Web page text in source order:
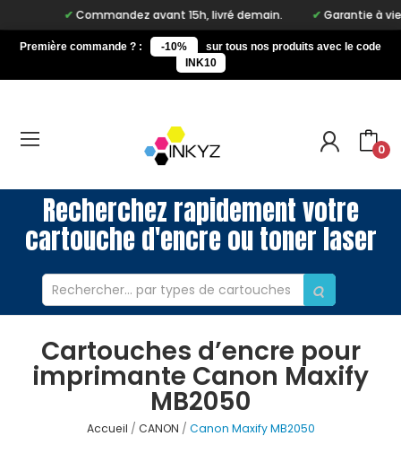
Commandez avant 15h, livré demain. Garantie à vie
Première commande ? : -10%
sur tous nos produits avec le code
INK10
0
Recherchez rapidement votre
cartouche d'encre ou toner laser
Cartouches d’encre pour
imprimante Canon Maxify
MB2050
Accueil CANON Canon Maxify MB2050